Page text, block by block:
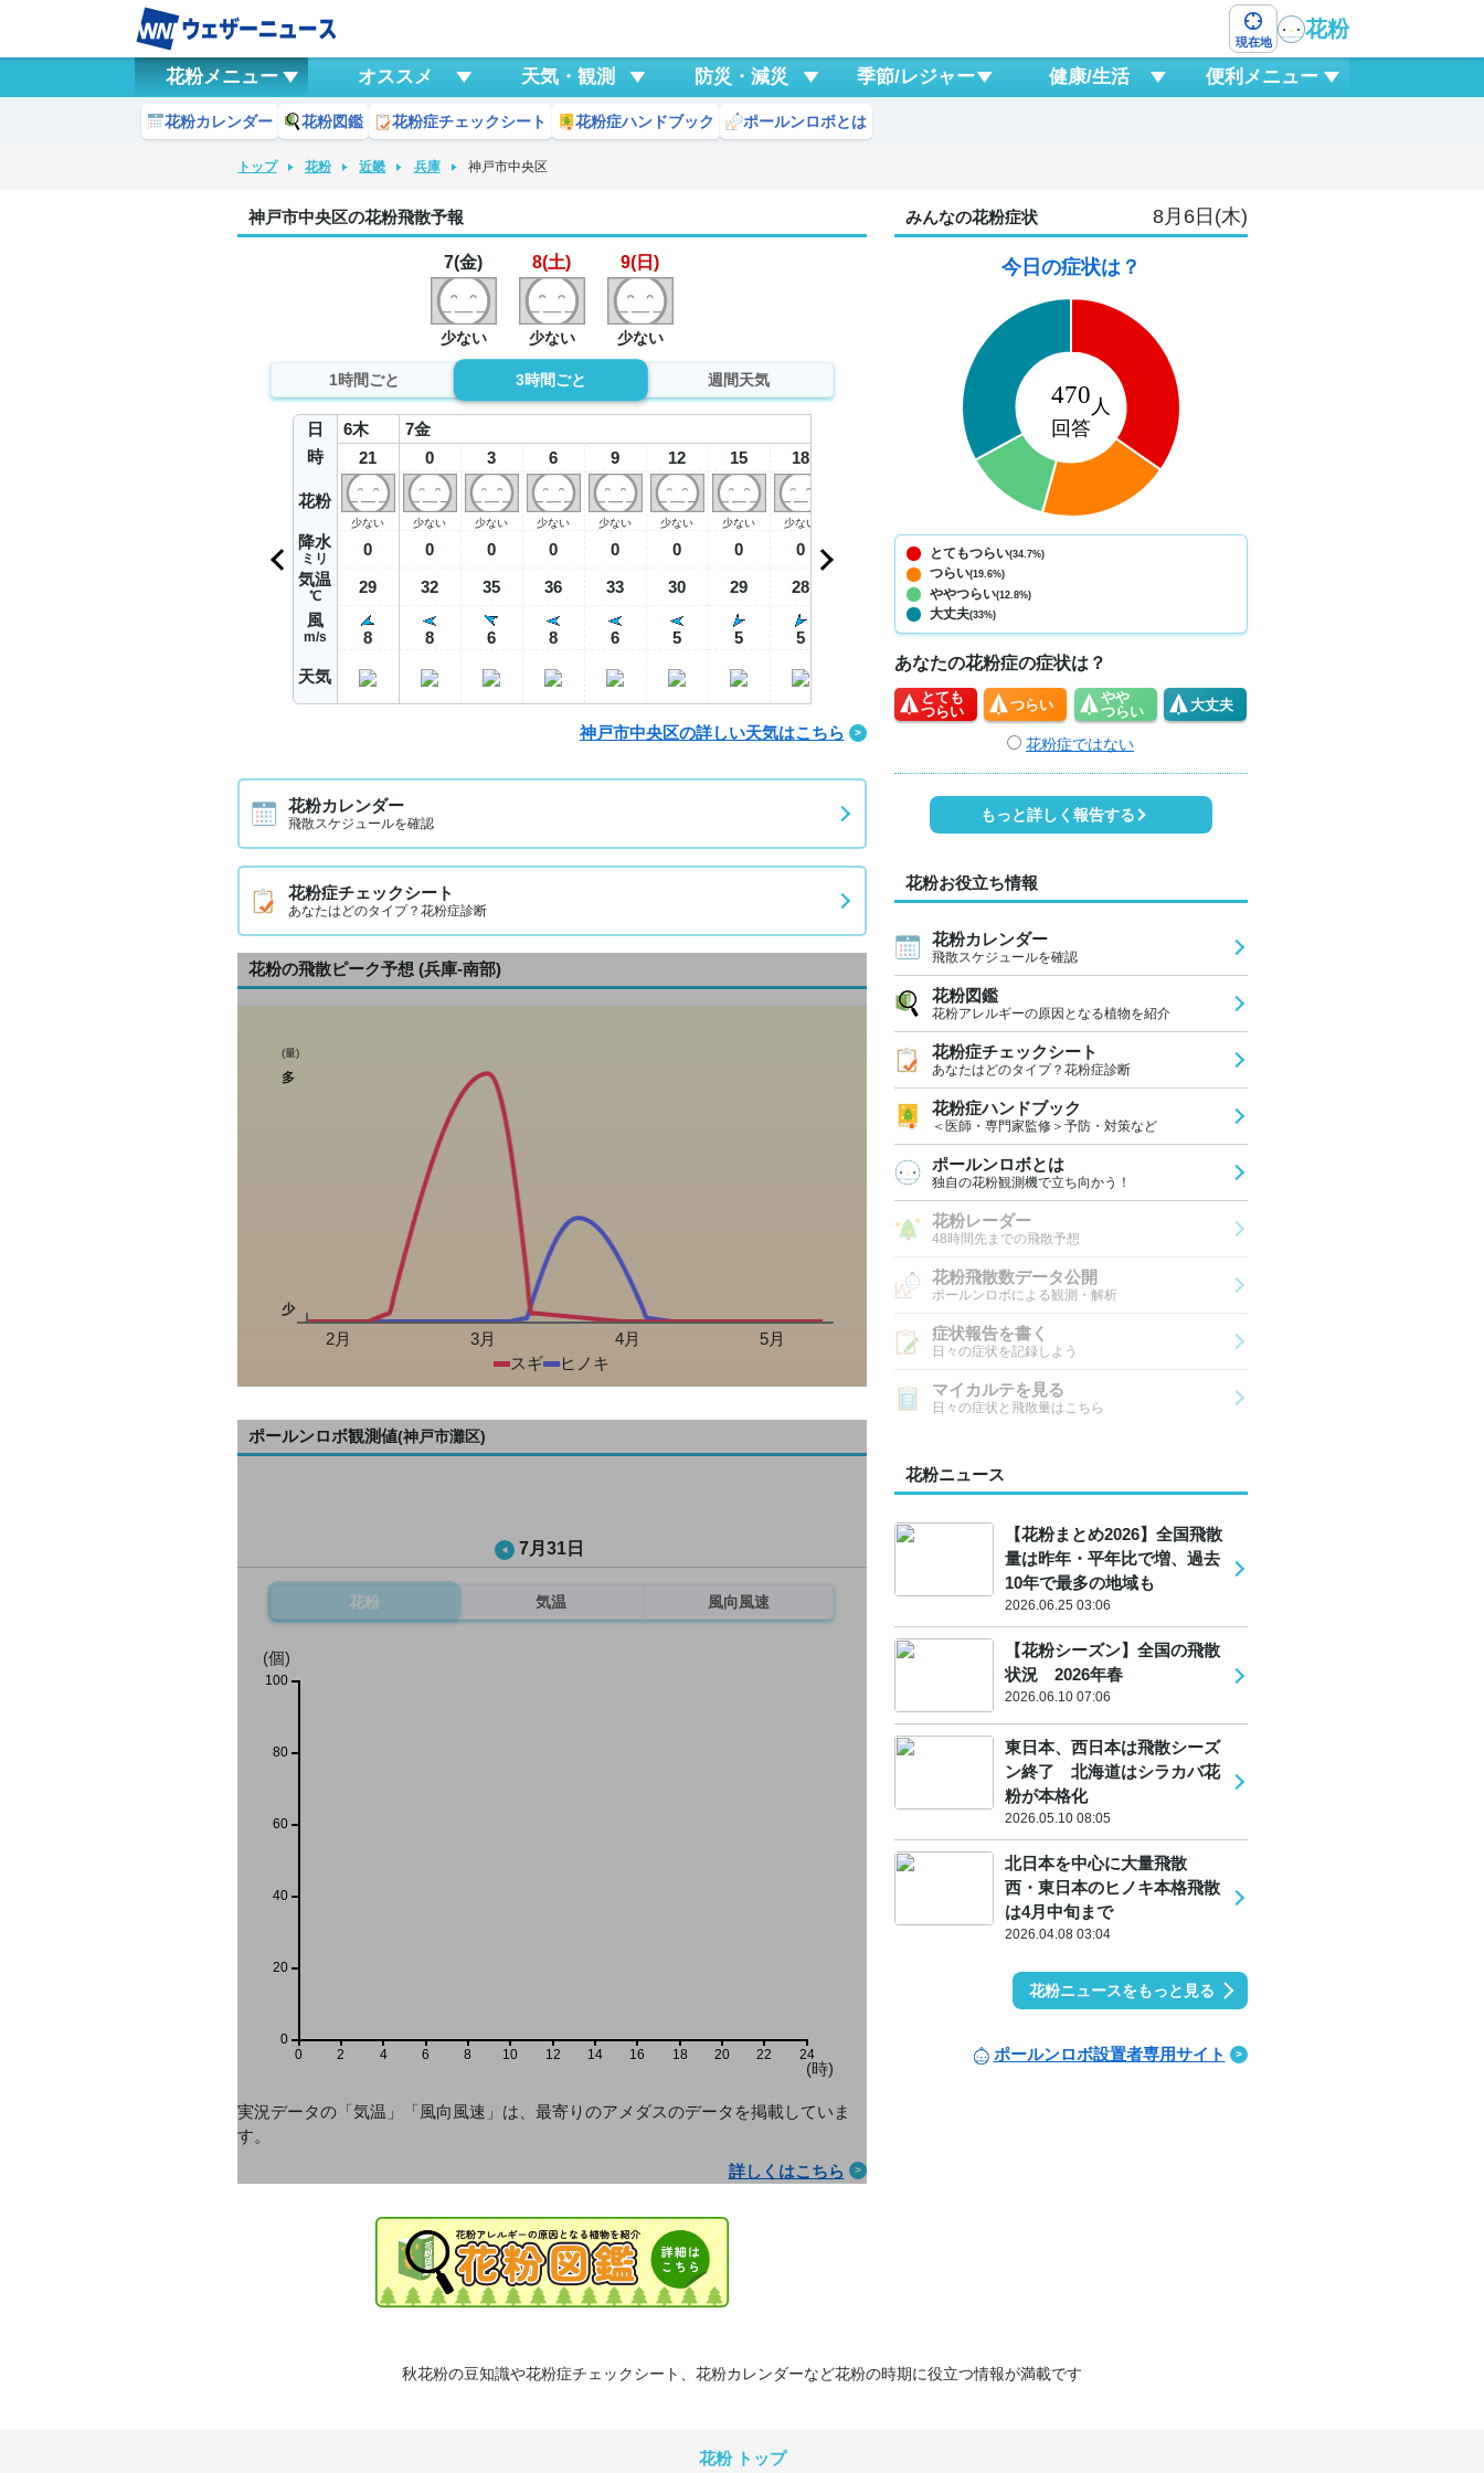
現在地
花粉
花粉メニュー オススメ 天気・観測 防災・減災 季節/レジャー 健康/生活 便利メニュー
花粉カレンダー 花粉図鑑 花粉症チェックシート 花粉症ハンドブック ポールンロボとは
トップ 花粉 近畿 兵庫 神戸市中央区
神戸市中央区の花粉飛散予報
7(金)
少ない
8(土)
少ない
9(日)
少ない
1時間ごと 3時間ごと 週間天気
日
時
花粉
降水
ミリ
気温
℃
風
m/s
天気
6木
21
少ない
0
29
8
7金
0
少ない
0
32
8
3
少ない
0
35
6
6
少ない
0
36
8
9
少ない
0
33
6
12
少ない
0
30
5
15
少ない
0
29
5
18
少ない
0
28
5
0
31
5
3
0
33
4
6
0
5
9
5
12
3 3
神戸市中央区の詳しい天気はこちら
花粉カレンダー
飛散スケジュールを確認
花粉症チェックシート
あなたはどのタイプ？花粉症診断
花粉の飛散ピーク予想 (兵庫-南部)
(量)
多
少
2月 3月 4月
5月
スギ
ヒノキ
ポールンロボ観測値(神戸市灘区)
7月31日
花粉 気温 風向風速
0 2 4 6 8 10 12 14 16 18 20 22 24
(個)
(時)
0
20
40
60
80
100
実況データの「気温」「風向風速」は、最寄りのアメダスのデータを掲載していま
す。
詳しくはこちら
みんなの花粉症状 8月6日(木)
今日の症状は？
とてもつらい(34.7%)
つらい(19.6%)
ややつらい(12.8%)
大丈夫(33%)
あなたの花粉症の症状は？
とても
つらい
つらい
やや
つらい
大丈夫
花粉症ではない
もっと詳しく報告する
花粉お役立ち情報
花粉カレンダー
飛散スケジュールを確認
花粉図鑑
花粉アレルギーの原因となる植物を紹介
花粉症チェックシート
あなたはどのタイプ？花粉症診断
花粉症ハンドブック
＜医師・専門家監修＞予防・対策など
ポールンロボとは
独自の花粉観測機で立ち向かう！
花粉レーダー
48時間先までの飛散予想
花粉飛散数データ公開
ポールンロボによる観測・解析
症状報告を書く
日々の症状を記録しよう
マイカルテを見る
日々の症状と飛散量はこちら
花粉ニュース
【花粉まとめ2026】全国飛散
量は昨年・平年比で増、過去
10年で最多の地域も
2026.06.25 03:06
【花粉シーズン】全国の飛散
状況 2026年春
2026.06.10 07:06
東日本、西日本は飛散シーズ
ン終了 北海道はシラカバ花
粉が本格化
2026.05.10 08:05
北日本を中心に大量飛散
西・東日本のヒノキ本格飛散
は4月中旬まで
2026.04.08 03:04
花粉ニュースをもっと見る
ポールンロボ設置者専用サイト
秋花粉の豆知識や花粉症チェックシート、花粉カレンダーなど花粉の時期に役立つ情報が満載です
花粉 トップ